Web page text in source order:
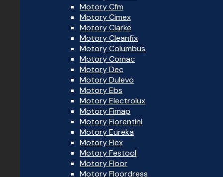
Motory Cfm
Motory Cimex
Motory Clarke
Motory Cleanfix
Motory Columbus
Motory Comac
Motory Dec
Motory Dulevo
Motory Ebs
Motory Electrolux
Motory Fimap
Motory Fiorentini
Motory Eureka
Motory Flex
Motory Festool
Motory Floor
Motory Floordress